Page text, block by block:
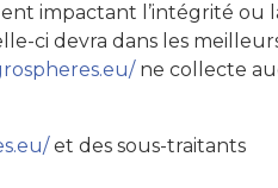
impactant l’intégrité ou
ci devra dans les
ne collecte
et des sous-traitants